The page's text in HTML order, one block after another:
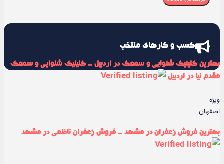
کسب و کارهای منتخب
بهترین کلینیک شنوایی و سمعک در اردبیل - کلینیک شنوایی و سمعک
مقدم نیا در اردبیل
ویژه
اصفهان
بهترین فروش زعفران در مشهد - فروش زعفران ناظمی در مشهد